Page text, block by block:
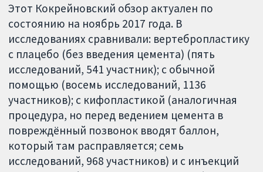
Этот Кокрейновский обзор актуален по
состоянию на ноябрь 2017 года. В
исследованиях сравнивали: вертебропластику
с плацебо (без введения цемента) (пять
исследований, 541 участник); с обычной
помощью (восемь исследований, 1136
участников); с кифопластикой (аналогичная
процедура, но перед ведением цемента в
повреждённый позвонок вводят баллон,
который там расправляется; семь
исследований, 968 участников) и с инъекций